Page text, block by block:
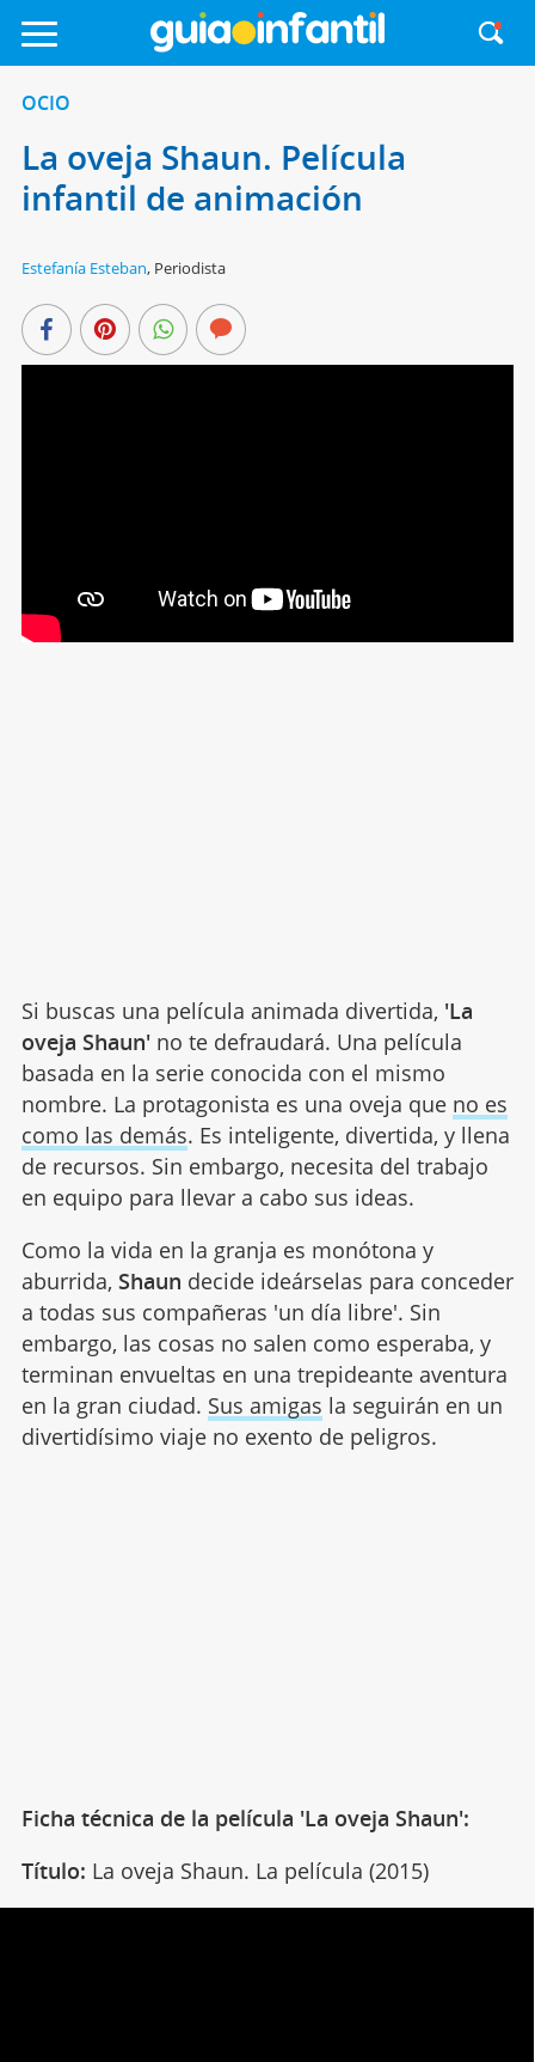
OCIO
La oveja Shaun. Película
infantil de animación
Estefanía Esteban, Periodista
Si buscas una película animada divertida, 'La
oveja Shaun'no te defraudará. Una película
basada en la serie conocida con el mismo
nombre. La protagonista es una oveja que no es
como las demás. Es inteligente, divertida, y llena
de recursos. Sin embargo, necesita del trabajo
en equipo para llevar a cabo sus ideas.
Como la vida en la granja es monótona y
aburrida, Shaun decide ideárselas para conceder
a todas sus compañeras 'un día libre'. Sin
embargo, las cosas no salen como esperaba, y
terminan envueltas en una trepideante aventura
en la gran ciudad. Sus amigas la seguirán en un
divertidísimo viaje no exento de peligros.
Ficha técnica de la película 'La oveja Shaun':
Título: La oveja Shaun. La película (2015)